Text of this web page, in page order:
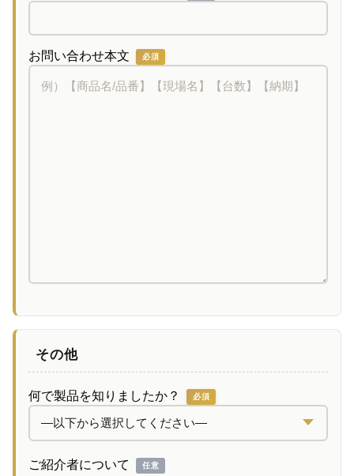
お問い合わせ本文 必須
その他
何で製品を知りましたか？ 必須
ご紹介者について 任意